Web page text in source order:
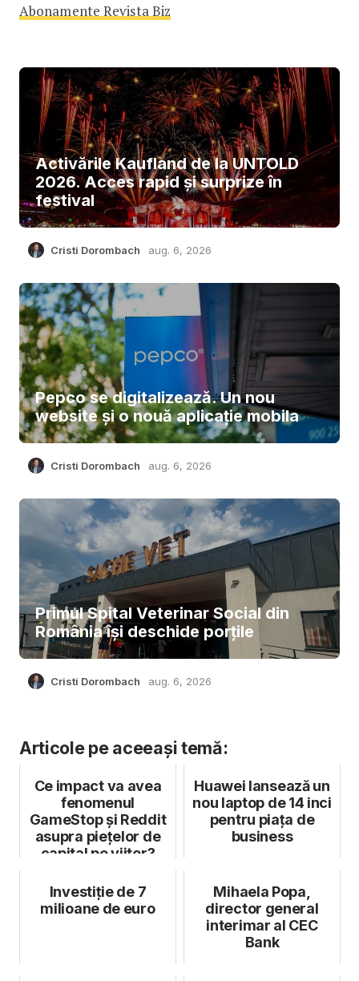
Abonamente Revista Biz
Activările Kaufland de la UNTOLD
2026. Acces rapid și surprize în
festival
Cristi Dorombach aug. 6, 2026
Pepco se digitalizează. Un nou
website și o nouă aplicație mobila
Cristi Dorombach aug. 6, 2026
Primul Spital Veterinar Social din
România își deschide porțile
Cristi Dorombach aug. 6, 2026
Articole pe aceeași temă:
Ce impact va avea
fenomenul
GameStop și Reddit
asupra piețelor de
capital pe viitor?
Huawei lansează un
nou laptop de 14 inci
pentru piața de
business
Investiție de 7
milioane de euro
Mihaela Popa,
director general
interimar al CEC
Bank